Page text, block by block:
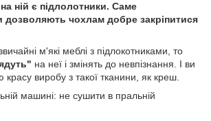
ній є підлолотники. Саме
дозволяють чохлам добре закріпитися
м'які меблі з підлокотниками, то
на неї і змінять до невпізнання. І ви
красу виробу з такої тканини, як креш.
машині: не сушити в пральній